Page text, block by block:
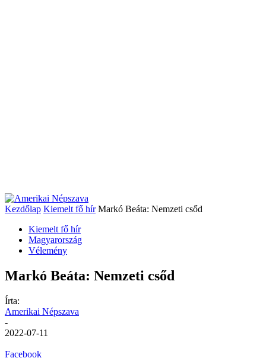
Kezdőlap Kiemelt fő hír Markó Beáta: Nemzeti csőd
Kiemelt fő hír
Magyarország
Vélemény
Markó Beáta: Nemzeti csőd
Írta:
Amerikai Népszava
-
2022-07-11
Facebook